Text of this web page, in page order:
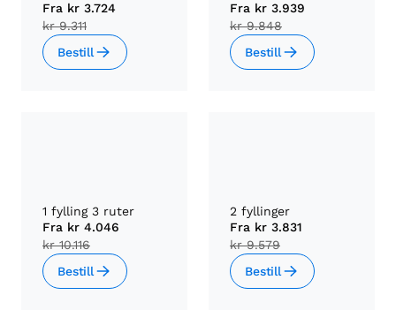
Fra kr 3.724
kr 9.311
Bestill
Fra kr 3.939
kr 9.848
Bestill
1 fylling 3 ruter
Fra kr 4.046
kr 10.116
Bestill
2 fyllinger
Fra kr 3.831
kr 9.579
Bestill